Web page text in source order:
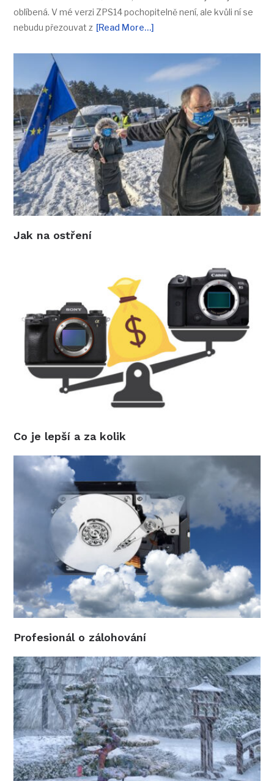
oblíbená. V mé verzi ZPS14 pochopitelně není, ale kvůli ní se
nebudu přezouvat z [Read More…]
Jak na ostření
Co je lepší a za kolik
Profesionál o zálohování